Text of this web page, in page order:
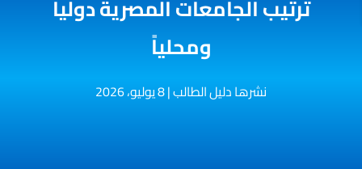
ترتيب الجامعات المصرية دولياً
ومحلياً
نشرها دليل الطالب|8 يوليو، 2026